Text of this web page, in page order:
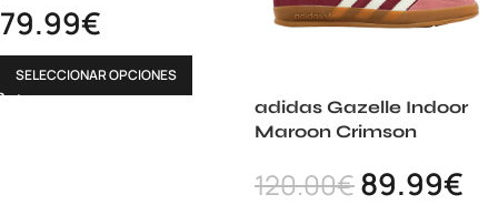
79.99€
SELECCIONAR OPCIONES
adidas Gazelle Indoor
Maroon Crimson
120.00€89.99€